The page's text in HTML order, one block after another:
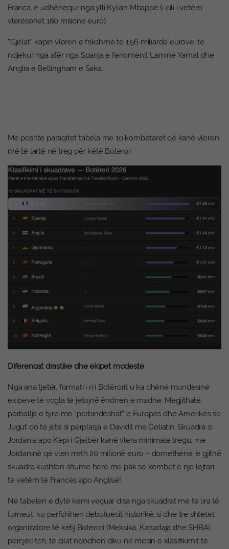
Franca, e udhëhequr nga ylli Kylian Mbappé (i cili i vetëm
vlerësohet 180 milionë euro).
“Gjelat” kapin vlerën e frikshme të 1.56 miliardë eurove, të
ndjekur nga afër nga Spanja e fenomenit Lamine Yamal dhe
Anglia e Bellingham e Saka.
Më poshtë paraqitet tabela me 10 kombëtaret që kanë vlerën
më të lartë në treg për këtë Botëror:
Diferencat drastike dhe ekipet modeste
Nga ana tjetër, formati i ri i Botërorit u ka dhënë mundësinë
ekipeve të vogla të jetojnë ëndrrën e madhe. Megjithatë,
përballja e tyre me “përbindëshat” e Europës dhe Amerikës së
Jugut do të jetë si përplasja e Davidit me Goliatin. Skuadra si
Jordania apo Kepi i Gjelbër kanë vlera minimale tregu, me
Jordaninë që vlen rreth 20 milionë euro – domethënë, e gjithë
skuadra kushton shumë herë më pak se këmbët e një lojtari
të vetëm të Francës apo Anglisë!
Në tabelën e dytë kemi veçuar disa nga skuadrat më të lira të
turneut, ku përfshihen debutuesit historikë, si dhe tre shtetet
organizatore të këtij Botërori (Meksika, Kanadaja dhe SHBA),
përcjell tch, të cilat ndodhen diku në mesin e klasifikimit të